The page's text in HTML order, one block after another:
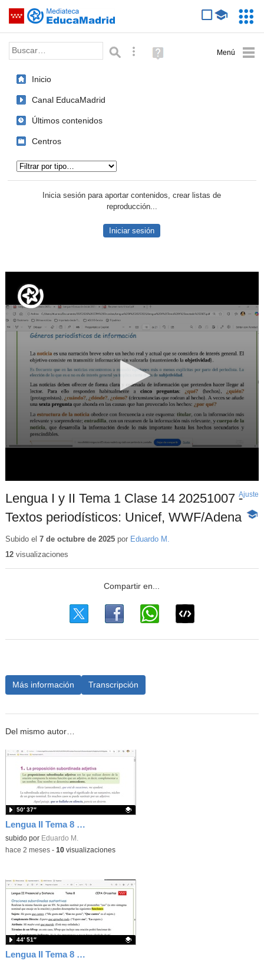
Saltar navegación
Palabra o frase: Búsqueda avanzada
Ayuda
(en
Inicio
Canal EducaMadrid
Últimos contenidos
Centros
Inicia sesión para aportar contenidos, crear listas de
reproducción...
Iniciar sesión
Lengua I y II Tema 1 Clase 14 20251007 -
Textos periodísticos: Unicef, WWF/Adena -
Ajuste
Subido el 7 de octubre de 2025por Eduardo M.
12visualizaciones
Más información Transcripción
Del mismo autor…
Lengua II Tema 8 Clase 80 20260531 - Oraciones subordinadas adjetivas o de relativo
Contenido educativo.
subido por Eduardo M.
50′ 37″
-hace 2 meses- 10visualizaciones
Lengua II Tema 8 Clase 79 20260520 - Oraciones subordinadas sustantivas
44′ 51″